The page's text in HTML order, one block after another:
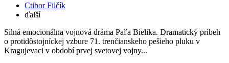
Ctibor Filčík
ďalší
Silná emocionálna vojnová dráma Paľa Bielika. Dramatický príbeh
o protidôstojníckej vzbure 71. trenčianskeho pešieho pluku v
Kragujevaci v období prvej svetovej vojny...